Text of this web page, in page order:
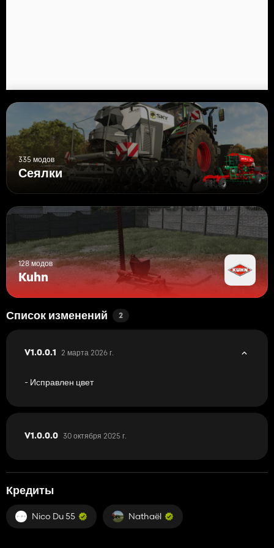
335 модов
Сеялки
128 модов
Kuhn
Список изменений 2
V1.0.0.1 2 марта 2026 г.
- Исправлен цвет
V1.0.0.0 30 октября 2025 г.
Кредиты
Nico Du 55 Nathaël